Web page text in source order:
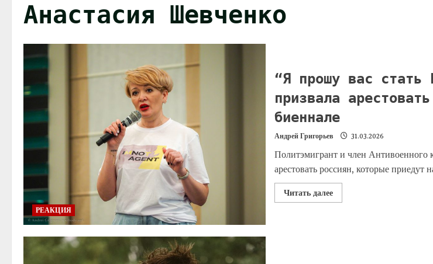
Анастасия Шевченко
РЕАКЦИЯ
“Я прошу вас стать
призвала
биеннале
Андрей Григорьев 31.03.2026
Политэмигрант и член Антивоенного
арестовать россиян, которые приедут
Читать далее